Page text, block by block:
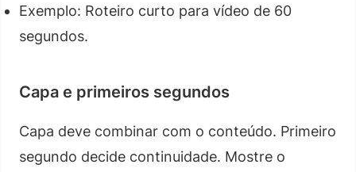
Exemplo: Roteiro curto para vídeo de 60
segundos.
Capa e primeiros segundos
Capa deve combinar com o conteúdo. Primeiro
segundo decide continuidade. Mostre o